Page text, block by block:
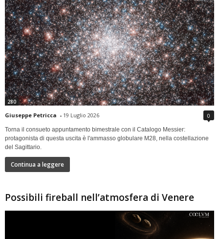
280
Giuseppe Petricca - 19 Luglio 2026 0
Torna il consueto appuntamento bimestrale con il Catalogo Messier:
protagonista di questa uscita è l'ammasso globulare M28, nella costellazione
del Sagittario.
Continua a leggere
Possibili fireball nell’atmosfera di Venere